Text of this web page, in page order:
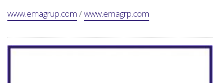
www.emagrup.com /www.emagrp.com